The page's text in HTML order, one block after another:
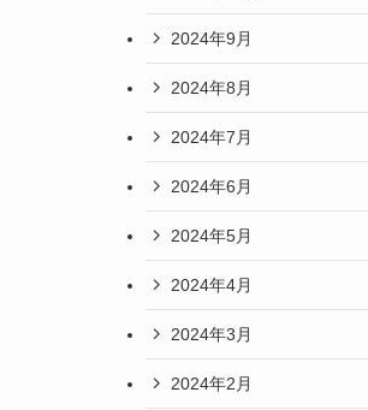
2024年9月
2024年8月
2024年7月
2024年6月
2024年5月
2024年4月
2024年3月
2024年2月